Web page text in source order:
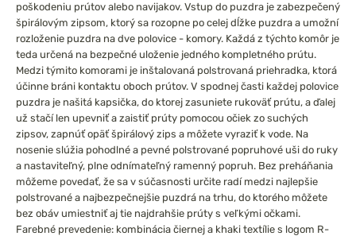
poškodeniu prútov alebo navijakov. Vstup do puzdra je zabezpečený
špirálovým zipsom, ktorý sa rozopne po celej dĺžke puzdra a umožní
rozloženie puzdra na dve polovice - komory. Každá z týchto komôr je
teda určená na bezpečné uloženie jedného kompletného prútu.
Medzi týmito komorami je inštalovaná polstrovaná priehradka, ktorá
účinne bráni kontaktu oboch prútov. V spodnej časti každej polovice
puzdra je našitá kapsička, do ktorej zasuniete rukoväť prútu, a ďalej
už stačí len upevniť a zaistiť prúty pomocou očiek zo suchých
zipsov, zapnúť opäť špirálový zips a môžete vyraziť k vode. Na
nosenie slúžia pohodlné a pevné polstrované popruhové uši do ruky
a nastaviteľný, plne odnímateľný ramenný popruh. Bez preháňania
môžeme povedať, že sa v súčasnosti určite radí medzi najlepšie
polstrované a najbezpečnejšie puzdrá na trhu, do ktorého môžete
bez obáv umiestniť aj tie najdrahšie prúty s veľkými očkami.
Farebné prevedenie: kombinácia čiernej a khaki textílie s logom R-